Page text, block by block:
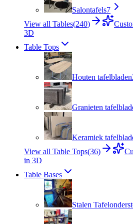
Salontafels7
View all Tables(240)
3D
Table Tops
Houten tafelbladen
Granieten
Keramiek
View all Table Tops(36)
in 3D
Table Bases
Stalen